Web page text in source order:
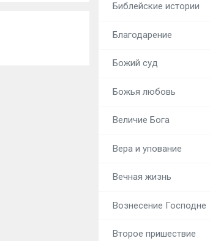
Библейские истории
Благодарение
Божий суд
Божья любовь
Величие Бога
Вера и упование
Вечная жизнь
Вознесение Господне
Второе пришествие